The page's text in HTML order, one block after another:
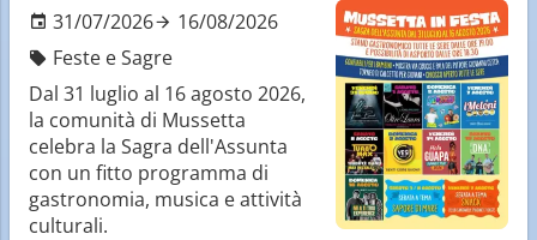
31/07/2026
16/08/2026
Feste e Sagre
Dal 31 luglio al 16 agosto 2026,
la comunità di Mussetta
celebra la Sagra dell'Assunta
con un fitto programma di
gastronomia, musica e attività
culturali.